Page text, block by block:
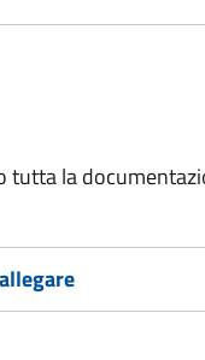
tutta la